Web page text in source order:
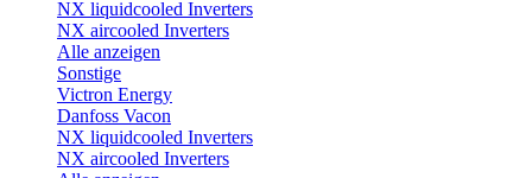
NX liquidcooled Inverters
NX aircooled Inverters
Alle anzeigen
Sonstige
Victron Energy
Danfoss Vacon
NX liquidcooled Inverters
NX aircooled Inverters